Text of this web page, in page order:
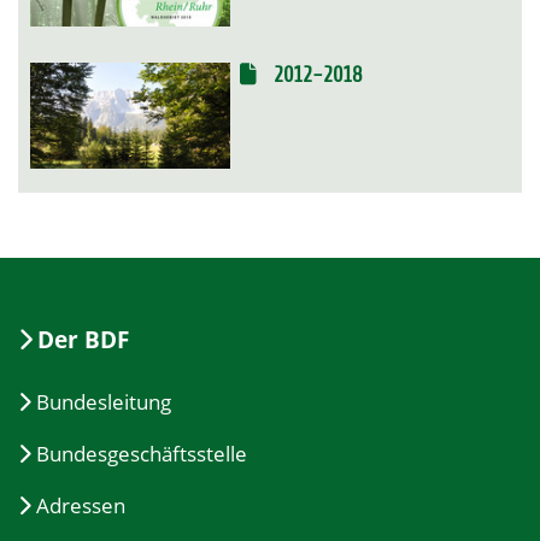
2012-2018
Der BDF
Bundesleitung
Bundesgeschäftsstelle
Adressen